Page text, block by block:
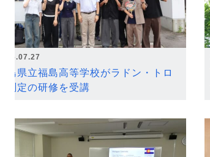
2026.07.27
福島県立福島高等学校がラドン・トロ
ン測定の研修を受講